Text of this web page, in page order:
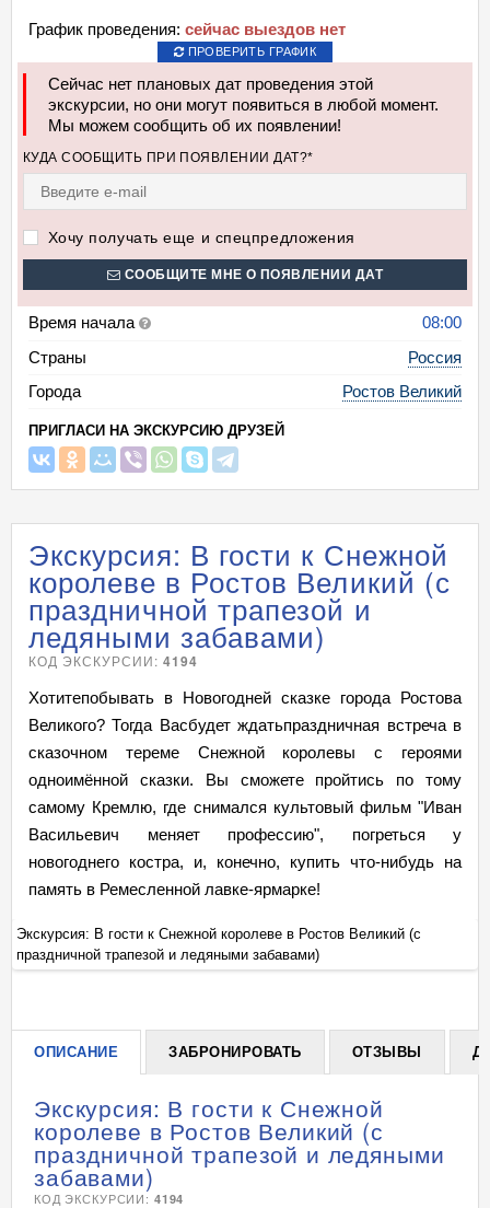
График проведения: сейчас выездов нет
ПРОВЕРИТЬ ГРАФИК
Сейчас нет плановых дат проведения этой
экскурсии, но они могут появиться в любой момент.
Мы можем сообщить об их появлении!
КУДА СООБЩИТЬ ПРИ ПОЯВЛЕНИИ ДАТ?*
Хочу получать еще и спецпредложения
СООБЩИТЕ МНЕ О ПОЯВЛЕНИИ ДАТ
Время начала
08:00
Страны
Россия
Города
Ростов Великий
ПРИГЛАСИ НА ЭКСКУРСИЮ ДРУЗЕЙ
Экскурсия: В гости к Снежной
королеве в Ростов Великий (с
праздничной трапезой и
ледяными забавами)
КОД ЭКСКУРСИИ:4194
Хотитепобывать в Новогодней сказке города Ростова
Великого? Тогда Васбудет ждатьпраздничная встреча в
сказочном тереме Снежной королевы с героями
одноимённой сказки. Вы сможете пройтись по тому
самому Кремлю, где снимался культовый фильм "Иван
Васильевич меняет профессию", погреться у
новогоднего костра, и, конечно, купить что-нибудь на
память в Ремесленной лавке-ярмарке!
+
Экскурсия: В гости к Снежной королеве в Ростов Великий (с
праздничной трапезой и ледяными забавами)
ОПИСАНИЕ ЗАБРОНИРОВАТЬ ОТЗЫВЫ
Экскурсия: В гости к Снежной
королеве в Ростов Великий (с
праздничной трапезой и ледяными
забавами)
КОД ЭКСКУРСИИ: 4194